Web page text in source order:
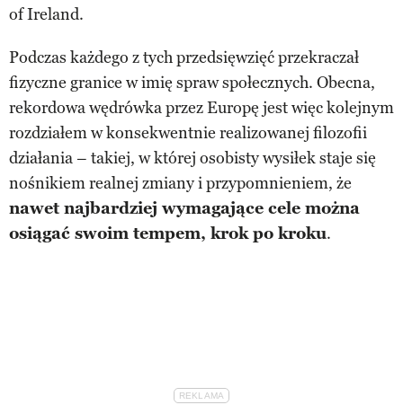
of Ireland.
Podczas każdego z tych przedsięwzięć przekraczał
fizyczne granice w imię spraw społecznych. Obecna,
rekordowa wędrówka przez Europę jest więc kolejnym
rozdziałem w konsekwentnie realizowanej filozofii
działania – takiej, w której osobisty wysiłek staje się
nośnikiem realnej zmiany i przypomnieniem, że
nawet najbardziej wymagające cele można
osiągać swoim tempem, krok po kroku.